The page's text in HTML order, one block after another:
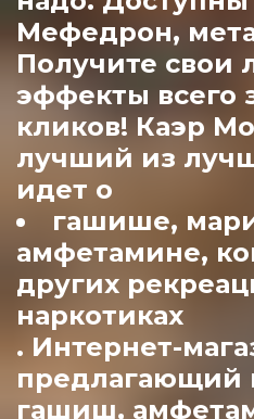
Мефедрон,
Получите свои
эффекты всего
кликов! Каэр
лучший из
идет о
гашише,
амфетамине,
других
наркотиках
. Интернет-
предлагающий
гашиш,